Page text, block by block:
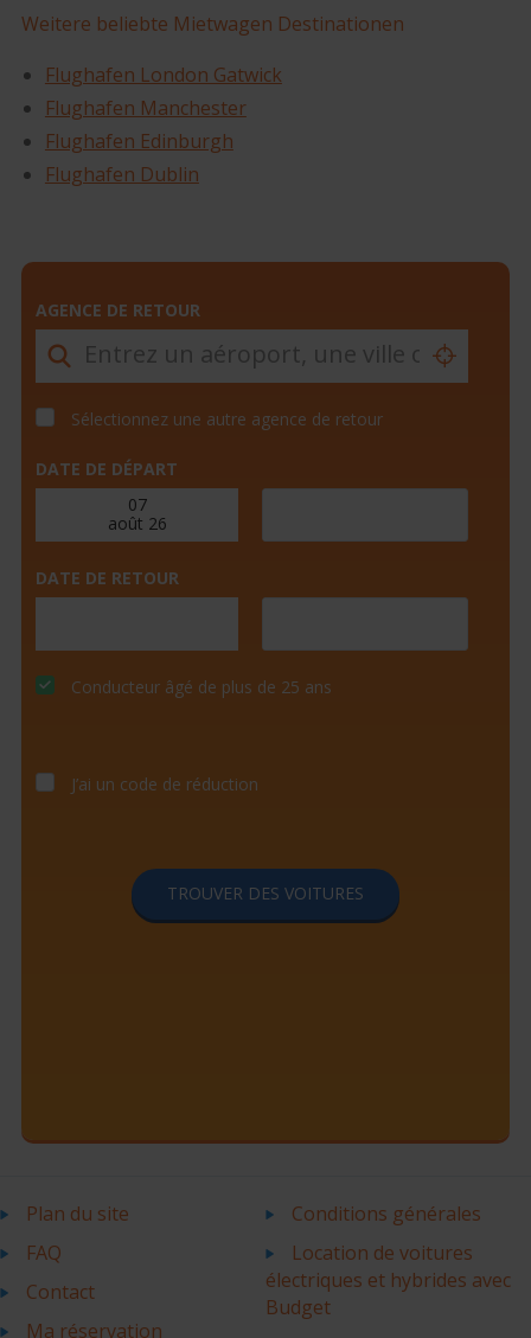
Weitere beliebte Mietwagen Destinationen
Flughafen London Gatwick
Flughafen Manchester
Flughafen Edinburgh
Flughafen Dublin
AGENCE DE RETOUR
Sélectionnez une autre agence de retour
DATE DE DÉPART
DATE DE RETOUR
Conducteur âgé de plus de 25 ans
J’ai un code de réduction
TROUVER DES VOITURES
Plan du site
FAQ
Contact
Ma réservation
Conditions générales
Location de voitures
électriques et hybrides avec
Budget